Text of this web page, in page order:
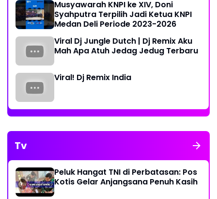
Musyawarah KNPI ke XIV, Doni
Syahputra Terpilih Jadi Ketua KNPI
Medan Deli Periode 2023-2026
Viral Dj Jungle Dutch | Dj Remix Aku
Mah Apa Atuh Jedag Jedug Terbaru
Viral! Dj Remix India
Tv
Peluk Hangat TNI di Perbatasan: Pos
Kotis Gelar Anjangsana Penuh Kasih